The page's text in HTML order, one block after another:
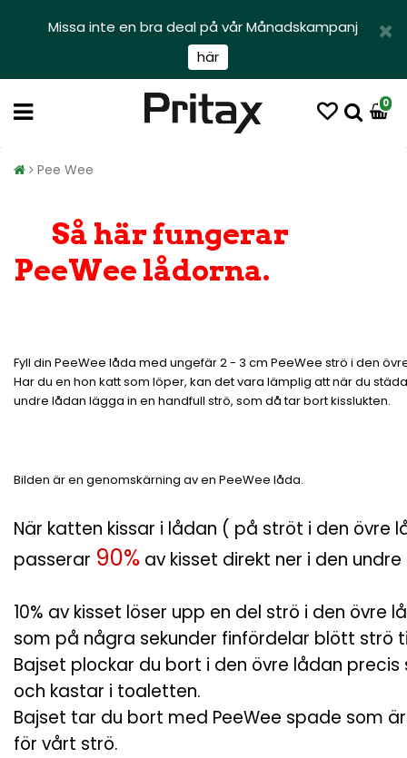
Missa inte en bra deal på vår Månadskampanj
här
0
Pee Wee
Så här fungerar
PeeWee lådorna.
Fyll din PeeWee låda med ungefär 2 - 3 cm PeeWee strö i den
Har du en hon katt som löper, kan det vara lämplig att när du
undre lådan lägga in en handfull strö, som då tar bort kisslukten.
Bilden är en genomskärning av en PeeWee låda.
När katten kissar i lådan ( på ströt i den övre
passerar 90% av kisset direkt ner i den
10% av kisset löser upp en del strö i den övre
som på några sekunder finfördelar blött strö
Bajset plockar du bort i den övre lådan precis
och kastar i toaletten.
Bajset tar du bort med PeeWee spade som
för vårt strö.